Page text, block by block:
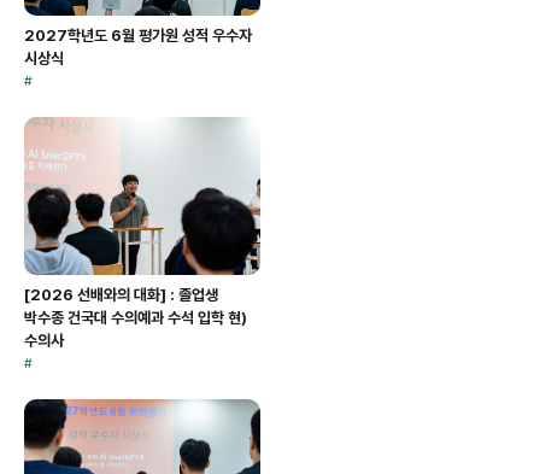
2027학년도 6월 평가원 성적 우수자
시상식
#
[2026 선배와의 대화] : 졸업생
박수종 건국대 수의예과 수석 입학 현)
수의사
#